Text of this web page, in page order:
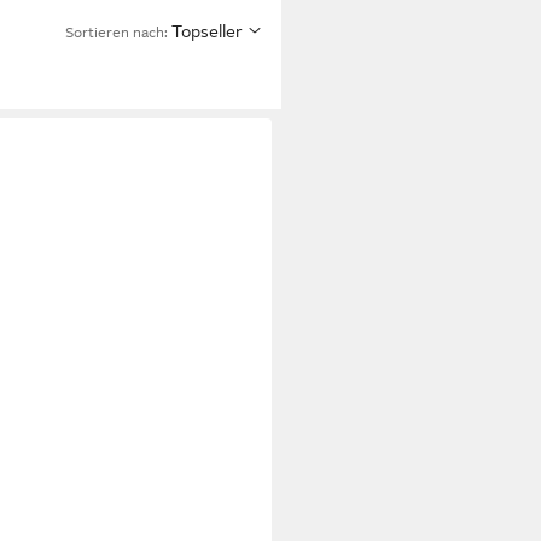
Sortieren nach: Topseller
graphit mit